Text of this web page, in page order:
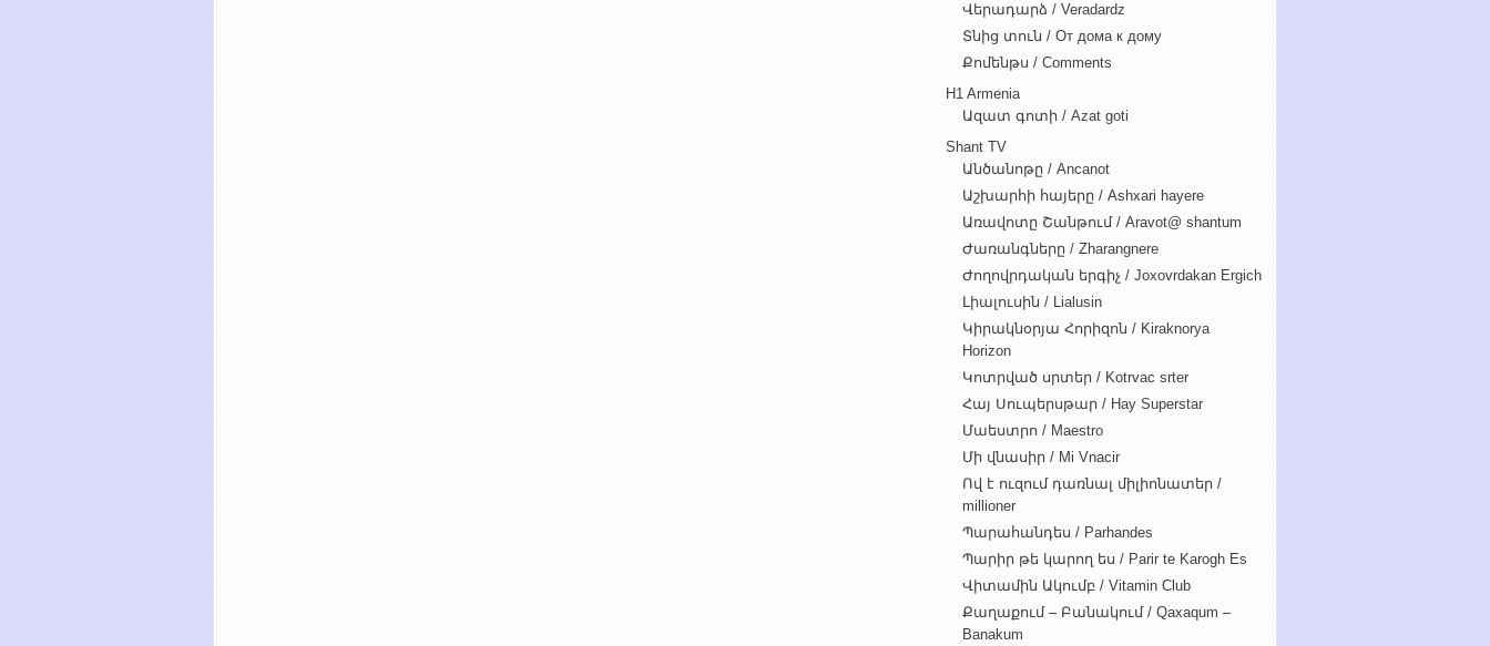
Վերադարձ / Veradardz
Տնից տուն / От дома к дому
Քոմենթս / Comments
H1 Armenia
Ազատ գոտի / Azat goti
Shant TV
Անծանոթը / Ancanot
Աշխարհի հայերը / Ashxari hayere
Առավոտը Շանթում / Aravot@ shantum
Ժառանգները / Zharangnere
Ժողովրդական երգիչ / Joxovrdakan Ergich
Լիալուսին / Lialusin
Կիրակնօրյա Հորիզոն / Kiraknorya
Horizon
Կոտրված սրտեր / Kotrvac srter
Հայ Սուպերսթար / Hay Superstar
Մաեստրո / Maestro
Մի վնասիր / Mi Vnacir
Ով է ուզում դառնալ միլիոնատեր /
millioner
Պարահանդես / Parhandes
Պարիր թե կարող ես / Parir te Karogh Es
Վիտամին Ակումբ / Vitamin Club
Քաղաքում – Բանակում / Qaxaqum –
Banakum